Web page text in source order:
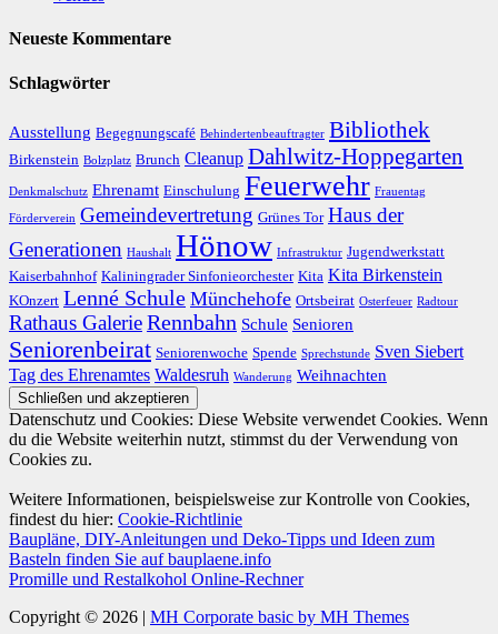
Neueste Kommentare
Schlagwörter
Ausstellung Begegnungscafé Behindertenbeauftragter Bibliothek
Birkenstein Bolzplatz Brunch Cleanup Dahlwitz-Hoppegarten
Denkmalschutz Ehrenamt Einschulung Feuerwehr Frauentag
Förderverein Gemeindevertretung Grünes Tor Haus der
Generationen Haushalt Hönow Infrastruktur Jugendwerkstatt
Kaiserbahnhof Kaliningrader Sinfonieorchester Kita Kita Birkenstein
KOnzert Lenné Schule Münchehofe Ortsbeirat Osterfeuer Radtour
Rathaus GalerieRennbahn Schule Senioren
Seniorenbeirat Seniorenwoche Spende Sprechstunde Sven Siebert
Tag des Ehrenamtes Waldesruh Wanderung Weihnachten
Datenschutz und Cookies: Diese Website verwendet Cookies. Wenn
du die Website weiterhin nutzt, stimmst du der Verwendung von
Cookies zu.
Weitere Informationen, beispielsweise zur Kontrolle von Cookies,
findest du hier: Cookie-Richtlinie
Baupläne, DIY-Anleitungen und Deko-Tipps und Ideen zum
Basteln finden Sie auf bauplaene.info
Promille und Restalkohol Online-Rechner
Copyright © 2026 | MH Corporate basic by MH Themes